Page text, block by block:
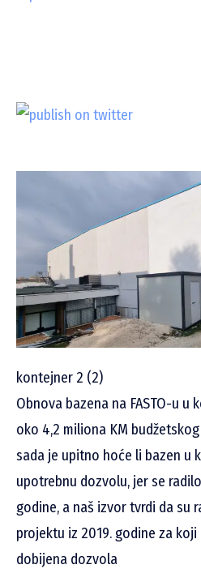
kontejner 2 (2)
Obnova bazena na FASTO-u u
oko 4,2 miliona KM
sada je upitno hoće li bazen u
upotrebnu dozvolu, jer se
godine, a naš izvor tvrdi da su
projektu iz 2019. godine za
dobijena dozvola